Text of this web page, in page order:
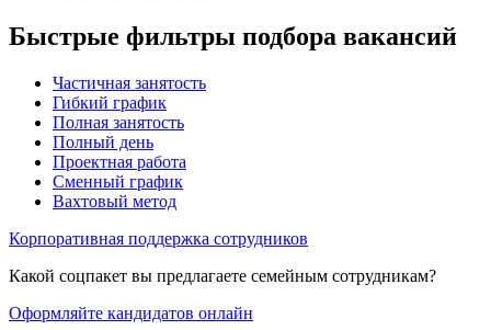
Быстрые фильтры подбора вакансий
Частичная занятость
Гибкий график
Полная занятость
Полный день
Проектная работа
Сменный график
Вахтовый метод
Корпоративная поддержка сотрудников
Какой соцпакет вы предлагаете семейным сотрудникам?
Оформляйте кандидатов онлайн